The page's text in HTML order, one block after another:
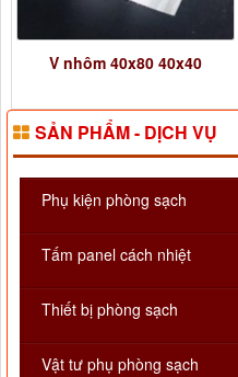
V nhôm 40x80 40x40
SẢN PHẨM - DỊCH VỤ
Phụ kiện phòng sạch
Tấm panel cách nhiệt
Thiết bị phòng sạch
Vật tư phụ phòng sạch